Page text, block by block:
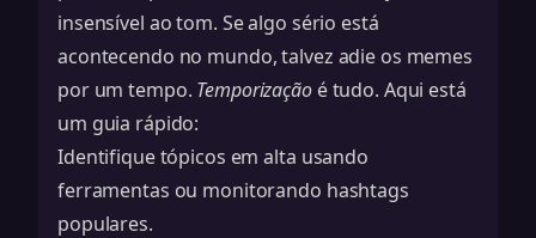
insensível ao tom. Se algo sério está
acontecendo no mundo, talvez adie os memes
por um tempo. Temporizaçãoé tudo. Aqui está
um guia rápido:
Identifique tópicos em alta usando
ferramentas ou monitorando hashtags
populares.